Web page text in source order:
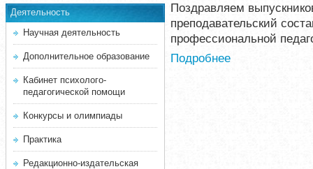
Деятельность
Научная деятельность
Дополнительное образование
Кабинет психолого-
педагогической помощи
Конкурсы и олимпиады
Практика
Редакционно-издательская
Поздравляем
преподавательский
профессиональной
Подробнее